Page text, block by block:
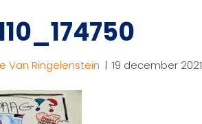
Van Ringelenstein | 19 december 2021